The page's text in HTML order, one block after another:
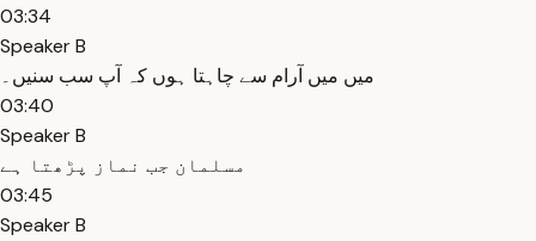
03:34
Speaker B
میں میں آرام سے چاہتا ہوں کہ آپ سب سنیں۔
03:40
Speaker B
مسلمان جب نماز پڑھتا ہے
03:45
Speaker B